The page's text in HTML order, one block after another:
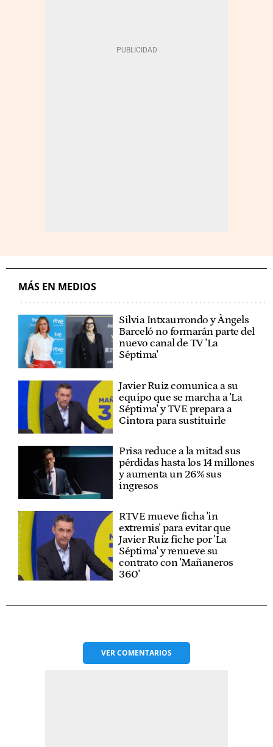
MÁS EN MEDIOS
Silvia Intxaurrondo y Àngels
Barceló no formarán parte del
nuevo canal de TV 'La
Séptima'
Javier Ruiz comunica a su
equipo que se marcha a 'La
Séptima' y TVE prepara a
Cintora para sustituirle
Prisa reduce a la mitad sus
pérdidas hasta los 14 millones
y aumenta un 26% sus
ingresos
RTVE mueve ficha 'in
extremis' para evitar que
Javier Ruiz fiche por 'La
Séptima' y renueve su
contrato con 'Mañaneros
360'
VERCOMENTARIOS